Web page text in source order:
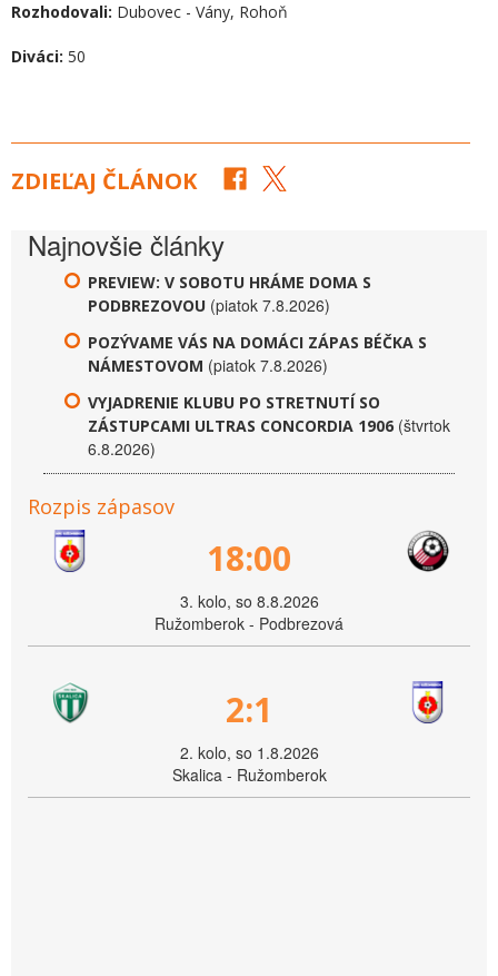
Rozhodovali: Dubovec - Vány, Rohoň
Diváci: 50
ZDIEĽAJ ČLÁNOK
Najnovšie články
PREVIEW: V SOBOTU HRÁME DOMA S
PODBREZOVOU (piatok 7.8.2026)
POZÝVAME VÁS NA DOMÁCI ZÁPAS BÉČKA S
NÁMESTOVOM (piatok 7.8.2026)
VYJADRENIE KLUBU PO STRETNUTÍ SO
ZÁSTUPCAMI ULTRAS CONCORDIA 1906 (štvrtok
6.8.2026)
Rozpis zápasov
18:00
3. kolo, so 8.8.2026
Ružomberok - Podbrezová
2:1
2. kolo, so 1.8.2026
Skalica - Ružomberok